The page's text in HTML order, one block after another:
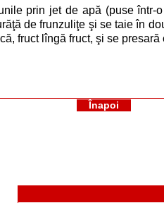
prin jet de apă (puse într-
de frunzuliţe şi se taie în
fruct lîngă fruct, şi se presară
Înapoi